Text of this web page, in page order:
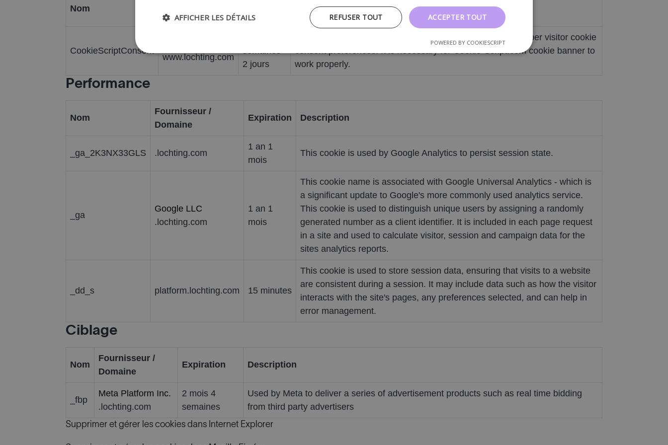
Nom
Domaine
Description
CookieScriptConsent
www.lochting.com
semaines
2 jours
This cookie is used by Cookie-Script.com service to remember visitor cookie
consent preferences. It is necessary for Cookie-Script.com cookie banner to
work properly.
Performance
Nom
Fournisseur /
Domaine
Expiration Description
_ga_2K3NX33GLS .lochting.com
1 an 1
mois
This cookie is used by Google Analytics to persist session state.
_ga
Google LLC
.lochting.com
1 an 1
mois
This cookie name is associated with Google Universal Analytics - which is
a significant update to Google's more commonly used analytics service.
This cookie is used to distinguish unique users by assigning a randomly
generated number as a client identifier. It is included in each page request
in a site and used to calculate visitor, session and campaign data for the
sites analytics reports.
_dd_s platform.lochting.com 15 minutes
This cookie is used to store session data, ensuring that visits to a website
are consistent during a session. It may include data such as how the visitor
interacts with the site's pages, any preferences selected, and can help in
error management.
Ciblage
Nom
Fournisseur /
Domaine
Expiration Description
_fbp
Meta Platform Inc.
.lochting.com
2 mois 4
semaines
Used by Meta to deliver a series of advertisement products such as real time bidding
from third party advertisers
Supprimer et gérer les cookies dans Internet Explorer
ACCEPTER TOUT
REFUSER TOUT
AFFICHER LES DÉTAILS
POWERED BY COOKIESCRIPT